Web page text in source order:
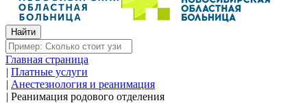
Главная страница
| Платные услуги
| Анестезиология и реанимация
| Реанимация родового отделения